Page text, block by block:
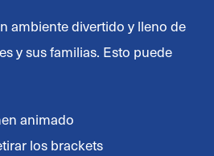
ambiente divertido y lleno de
y sus familias. Esto puede
animado
los brackets